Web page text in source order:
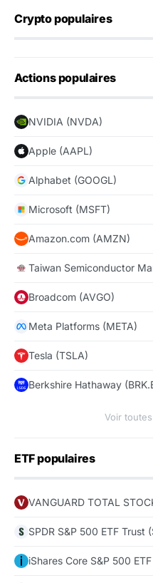
Crypto populaires
Actions populaires
NVIDIA (NVDA)
Apple (AAPL)
Alphabet (GOOGL)
Microsoft (MSFT)
Amazon.com (AMZN)
Taiwan Semiconductor
Broadcom (AVGO)
Meta Platforms (META)
Tesla (TSLA)
Berkshire Hathaway
Voir
ETF populaires
VANGUARD TOTAL
SPDR S&P 500 ETF Trust
iShares Core S&P 500